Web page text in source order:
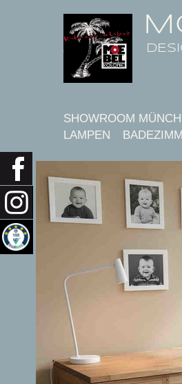
SHOWROOM
LAMPEN